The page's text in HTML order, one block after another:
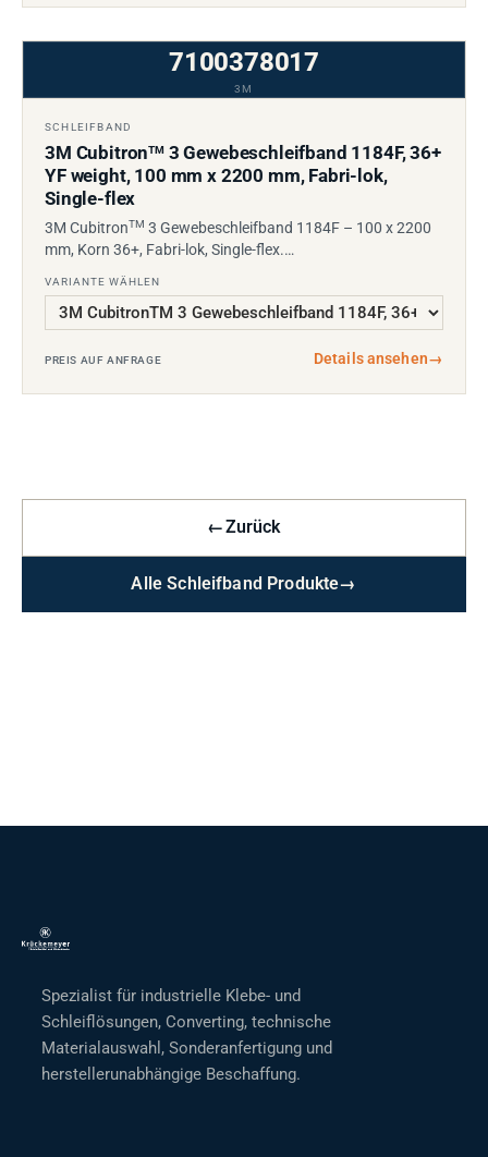
7100378017
3M
SCHLEIFBAND
3M CubitronTM3 Gewebeschleifband 1184F, 36+
YF weight, 100 mm x 2200 mm, Fabri-lok,
Single-flex
3M CubitronTM 3 Gewebeschleifband 1184F – 100 x 2200
mm, Korn 36+, Fabri-lok, Single-flex.…
VARIANTE WÄHLEN
PREIS AUF ANFRAGE Details ansehen→
←Zurück
Alle Schleifband Produkte→
Spezialist für industrielle Klebe- und
Schleiflösungen, Converting, technische
Materialauswahl, Sonderanfertigung und
herstellerunabhängige Beschaffung.